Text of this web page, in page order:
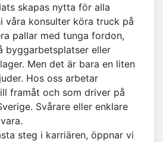
skapas nytta för alla
våra konsulter köra truck på
pallar med tunga fordon,
byggarbetsplatser eller
Men det är bara en liten
Hos oss arbetar
framåt och som driver på
Svårare eller enklare
steg i karriären, öppnar vi